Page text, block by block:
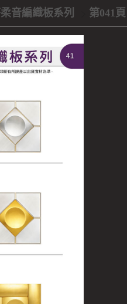
音編織板系列 第041頁